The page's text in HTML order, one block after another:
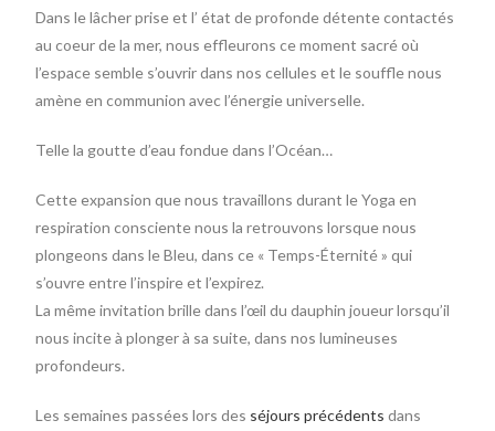
Dans le lâcher prise et l’ état de profonde détente contactés
au coeur de la mer, nous effleurons ce moment sacré où
l’espace semble s’ouvrir dans nos cellules et le souffle nous
amène en communion avec l’énergie universelle.
Telle la goutte d’eau fondue dans l’Océan…
Cette expansion que nous travaillons durant le Yoga en
respiration consciente nous la retrouvons lorsque nous
plongeons dans le Bleu, dans ce « Temps-Éternité » qui
s’ouvre entre l’inspire et l’expirez.
La même invitation brille dans l’œil du dauphin joueur lorsqu’il
nous incite à plonger à sa suite, dans nos lumineuses
profondeurs.
Les semaines passées lors des séjours précédents dans